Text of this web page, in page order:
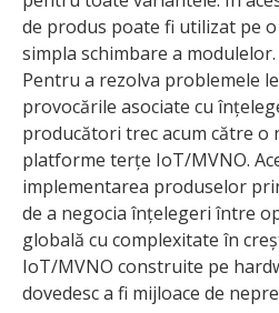
de produs poate fi utilizat pe
simpla schimbare a modulelor.
Pentru a rezolva problemele
provocările asociate cu
producători trec acum către o
platforme terțe IoT/MVNO.
implementarea produselor
de a negocia înțelegeri între
globală cu complexitate în
IoT/MVNO construite pe
dovedesc a fi mijloace de